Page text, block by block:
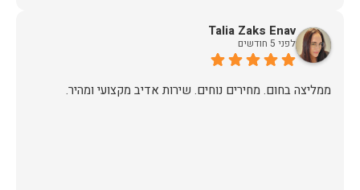
Talia Zaks Enav
לפני 5 חודשים
ממליצה בחום. מחירים נוחים. שירות אדיב מקצועי ומהיר.